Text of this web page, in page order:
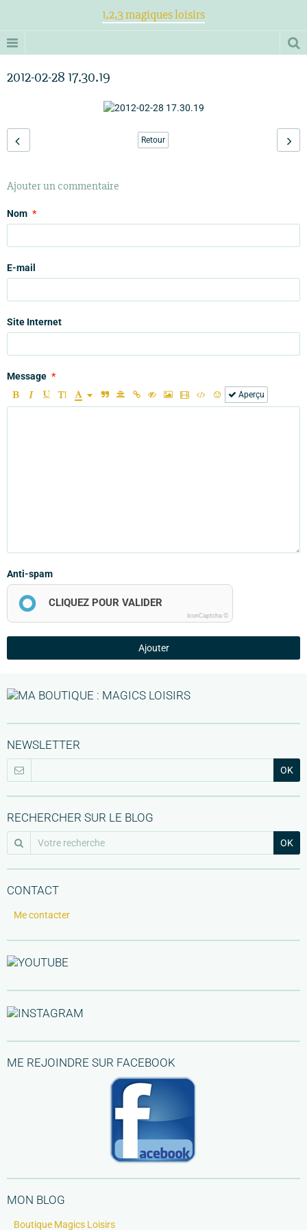
1,2,3 magiques loisirs
2012-02-28 17.30.19
Retour
Ajouter un commentaire
Nom
E-mail
Site Internet
Message
Aperçu
Anti-spam
CLIQUEZ POUR VALIDER
IconCaptcha ©
Ajouter
NEWSLETTER
OK
RECHERCHER SUR LE BLOG
OK
CONTACT
Me contacter
ME REJOINDRE SUR FACEBOOK
MON BLOG
Boutique Magics Loisirs